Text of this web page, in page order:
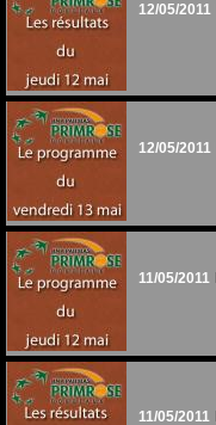
12/05/2011
12/05/2011
11/05/2011
11/05/2011